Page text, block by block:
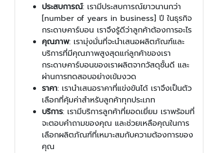
ประสบการณ์: เรามีประสบการณ์ยาวนานกว่า
[number of years in business] ปี ในธุรกิจ
กระดาษคาร์บอน เราจึงรู้ดีว่าลูกค้าต้องการอะไร
คุณภาพ: เรามุ่งมั่นที่จะนำเสนอผลิตภัณฑ์และ
บริการที่มีคุณภาพสูงสุดแก่ลูกค้าของเรา
กระดาษคาร์บอนของเราผลิตจากวัสดุชั้นดี และ
ผ่านการทดสอบอย่างเข้มงวด
ราคา: เรานำเสนอราคาที่แข่งขันได้ เราจึงเป็นตัว
เลือกที่คุ้มค่าสำหรับลูกค้าทุกประเภท
บริการ: เรามีบริการลูกค้าที่ยอดเยี่ยม เราพร้อมที่
จะตอบคำถามของคุณ และช่วยเหลือคุณในการ
เลือกผลิตภัณฑ์ที่เหมาะสมกับความต้องการของ
คุณ